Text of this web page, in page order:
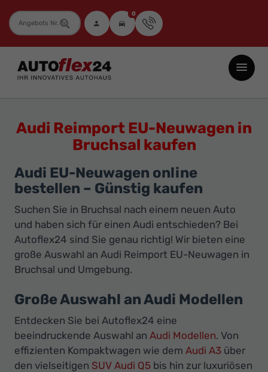
Fahrzeugnummer 0
Autoflex24
GmbH
Neuwagen
Jahreswagen
und
Gebrauchtwagen
Top-
Preisen
-
Ihr
Autohaus
Audi Reimport EU-Neuwagen in
Bruchsal kaufen
Audi EU-Neuwagen online
bestellen – Günstig kaufen
Suchen Sie in Bruchsal nach einem neuen Auto
und haben sich für einen Audi entschieden? Bei
Autoflex24 sind Sie genau richtig! Wir bieten eine
große Auswahl an Audi Reimport EU-Neuwagen in
Bruchsal und Umgebung.
Große Auswahl an Audi Modellen
Entdecken Sie bei Autoflex24 eine
beeindruckende Auswahl an Audi Modellen. Von
effizienten Kompaktwagen wie dem Audi A3 über
den vielseitigen SUV Audi Q5 bis hin zur luxuriösen